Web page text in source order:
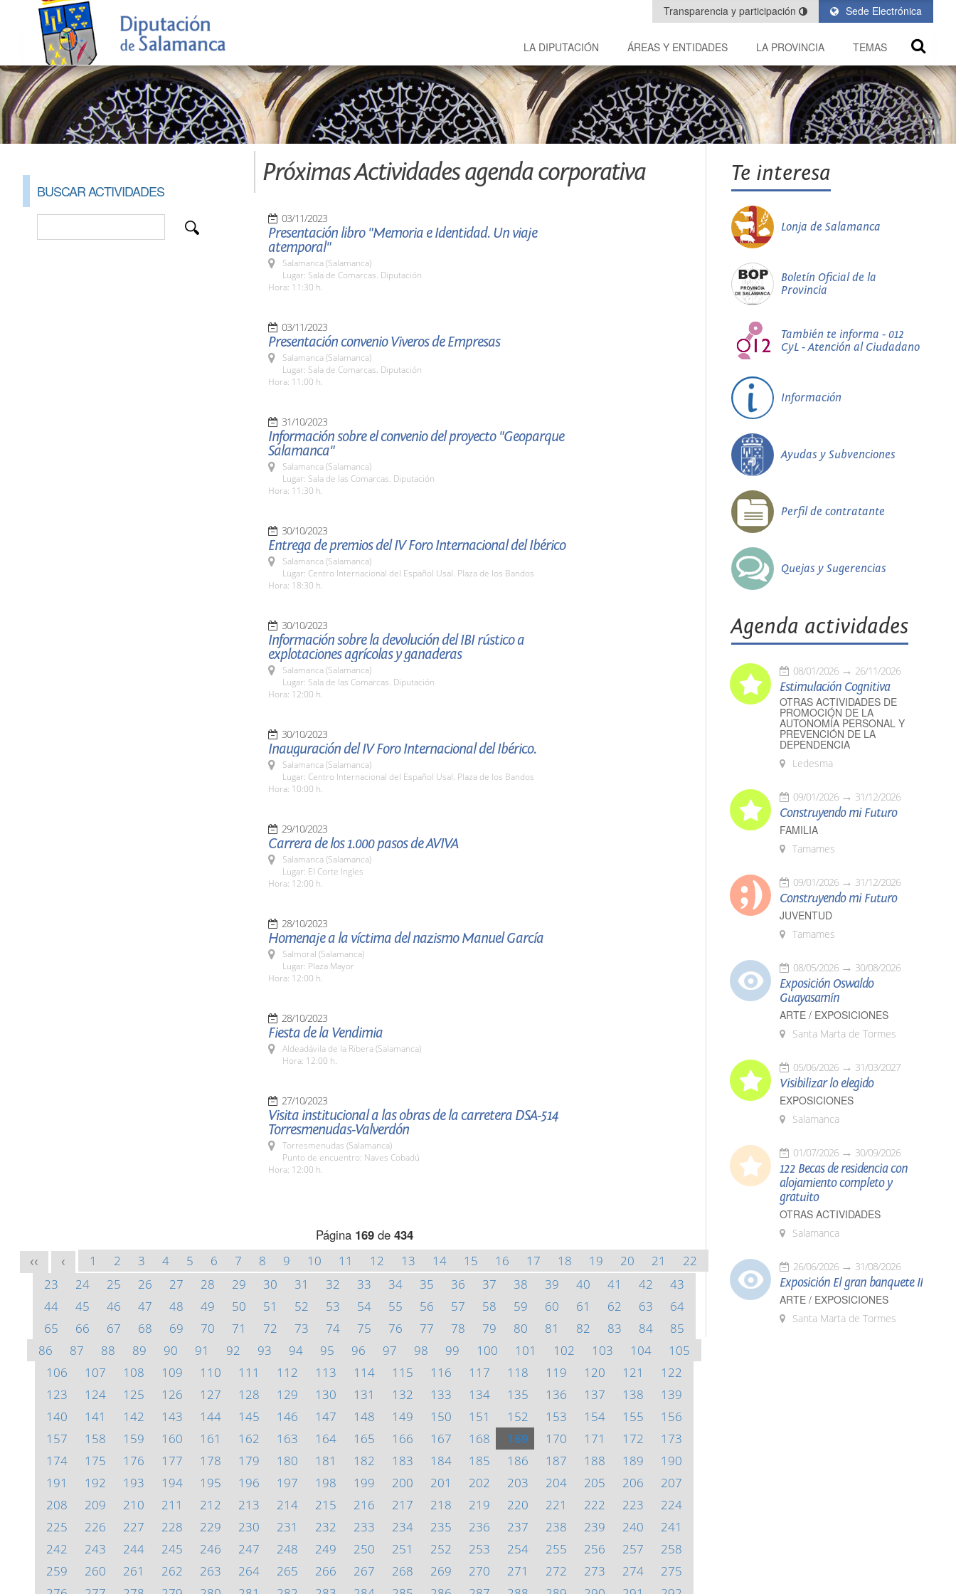
Sede Electrónica
Transparencia y participación
LA DIPUTACIÓN ÁREAS Y ENTIDADES LA PROVINCIA TEMAS
BUSCAR ACTIVIDADES
Próximas Actividades agenda corporativa
03/11/2023
Presentación libro "Memoria e Identidad. Un viaje
atemporal"
Salamanca (Salamanca)
Lugar: Sala de Comarcas. Diputación
Hora: 11:30 h.
03/11/2023
Presentación convenio Viveros de Empresas
Salamanca (Salamanca)
Lugar: Sala de Comarcas. Diputación
Hora: 11:00 h.
31/10/2023
Información sobre el convenio del proyecto "Geoparque
Salamanca"
Salamanca (Salamanca)
Lugar: Sala de las Comarcas. Diputación
Hora: 11:30 h.
30/10/2023
Entrega de premios del IV Foro Internacional del Ibérico
Salamanca (Salamanca)
Lugar: Centro Internacional del Español Usal. Plaza de los Bandos
Hora: 18:30 h.
30/10/2023
Información sobre la devolución del IBI rústico a
explotaciones agrícolas y ganaderas
Salamanca (Salamanca)
Lugar: Sala de las Comarcas. Diputación
Hora: 12:00 h.
30/10/2023
Inauguración del IV Foro Internacional del Ibérico.
Salamanca (Salamanca)
Lugar: Centro Internacional del Español Usal. Plaza de los Bandos
Hora: 10:00 h.
29/10/2023
Carrera de los 1.000 pasos de AVIVA
Salamanca (Salamanca)
Lugar: El Corte Ingles
Hora: 12:00 h.
28/10/2023
Homenaje a la víctima del nazismo Manuel García
Salmoral (Salamanca)
Lugar: Plaza Mayor
Hora: 12:00 h.
28/10/2023
Fiesta de la Vendimia
Aldeadávila de la Ribera (Salamanca)
Hora: 12:00 h.
27/10/2023
Visita institucional a las obras de la carretera DSA-514
Torresmenudas-Valverdón
Torresmenudas (Salamanca)
Punto de encuentro: Naves Cobadú
Hora: 12:00 h.
Página 169de 434
<< < 1 2 3 4 5 6 7 8 9 10 11 12 13 14 15 16 17 18 19 20 21
22
23
24 25 26 27 28 29 30 31 32 33 34 35 36 37 38 39 40 41 42
43
44
45 46 47 48 49 50 51 52 53 54 55 56 57 58 59 60 61 62 63
64
65
66 67 68 69 70 71 72 73 74 75 76 77 78 79 80 81 82 83 84
85
86
87 88 89 90 91 92 93 94 95 96 97 98 99 100 101 102 103 104
105
106
107 108 109 110 111 112 113 114 115 116 117 118 119 120 121
122
123
124 125 126 127 128 129 130 131 132 133 134 135 136 137 138
139
140
141 142 143 144 145 146 147 148 149 150 151 152 153 154 155
156
157
158 159 160 161 162 163 164 165 166 167 168 169 170 171 172
173
174
175 176 177 178 179 180 181 182 183 184 185 186 187 188 189
190
191
192 193 194 195 196 197 198 199 200 201 202 203 204 205 206
207
208
209 210 211 212 213 214 215 216 217 218 219 220 221 222 223
224
225
226 227 228 229 230 231 232 233 234 235 236 237 238 239 240
241
242
243 244 245 246 247 248 249 250 251 252 253 254 255 256 257
258
259
260 261 262 263 264 265 266 267 268 269 270 271 272 273 274
275
Te interesa
Lonja de Salamanca
Boletín Oficial de la
Provincia
También te informa - 012
CyL - Atención al Ciudadano
Información
Ayudas y Subvenciones
Perfil de contratante
Quejas y Sugerencias
Agenda actividades
08/01/2026 26/11/2026
Estimulación Cognitiva
OTRAS ACTIVIDADES DE
PROMOCIÓN DE LA
AUTONOMÍA PERSONAL Y
PREVENCIÓN DE LA
DEPENDENCIA
Ledesma
09/01/2026 31/12/2026
Construyendo mi Futuro
FAMILIA
Tamames
09/01/2026 31/12/2026
Construyendo mi Futuro
JUVENTUD
Tamames
08/05/2026 30/08/2026
Exposición Oswaldo
Guayasamín
ARTE / EXPOSICIONES
Santa Marta de Tormes
05/06/2026 31/03/2027
Visibilizar lo elegido
EXPOSICIONES
Salamanca
01/07/2026 30/09/2026
122 Becas de residencia con
alojamiento completo y
gratuito
OTRAS ACTIVIDADES
Salamanca
26/06/2026 31/08/2026
Exposición El gran banquete II
ARTE / EXPOSICIONES
Santa Marta de Tormes